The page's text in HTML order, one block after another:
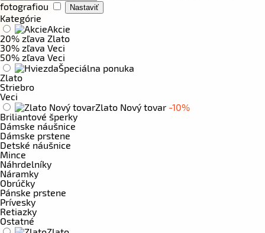
fotografiou
Kategórie
Akcie
20% zľava Zlato
30% zľava Veci
50% zľava Veci
Špeciálna ponuka
Zlato
Striebro
Veci
Zlato Nový tovar -10%
Briliantové šperky
Dámske náušnice
Dámske prstene
Detské náušnice
Mince
Náhrdelníky
Náramky
Obrúčky
Pánske prstene
Prívesky
Retiazky
Ostatné